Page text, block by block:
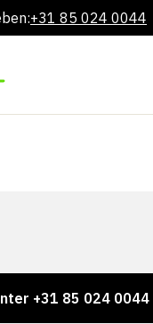
+31 85 024 0044
024 0044 an.